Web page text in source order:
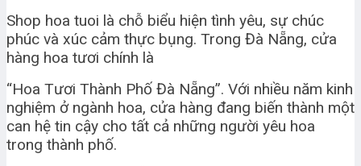
Shop hoa tuoi là chỗ biểu hiện tình yêu, sự chúc
phúc và xúc cảm thực bụng. Trong Đà Nẵng, cửa
hàng hoa tươi chính là
“Hoa Tươi Thành Phố Đà Nẵng”. Với nhiều năm kinh
nghiệm ở ngành hoa, cửa hàng đang biến thành một
can hệ tin cậy cho tất cả những người yêu hoa
trong thành phố.